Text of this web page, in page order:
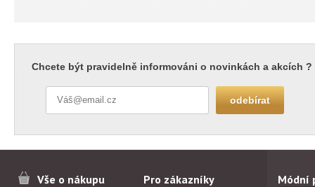
Chcete být pravidelně informováni o novinkách a akcích ?
Vše o nákupu Pro zákazníky Módní